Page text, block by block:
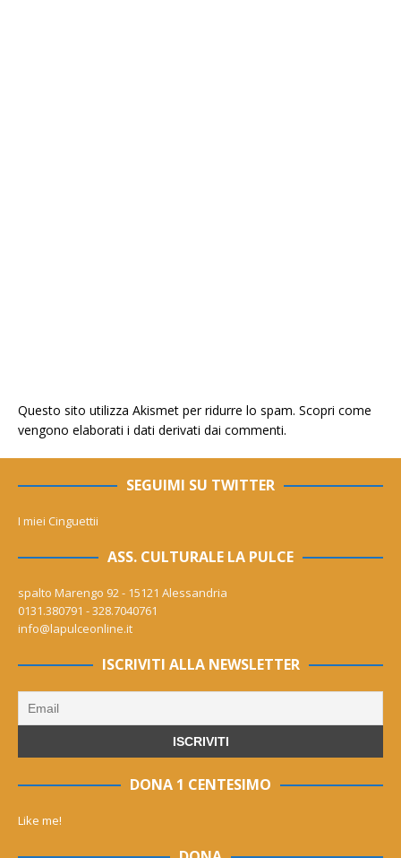
Questo sito utilizza Akismet per ridurre lo spam. Scopri come
vengono elaborati i dati derivati dai commenti.
SEGUIMI SU TWITTER
I miei Cinguettii
ASS. CULTURALE LA PULCE
spalto Marengo 92 - 15121 Alessandria
0131.380791 - 328.7040761
info@lapulceonline.it
ISCRIVITI ALLA NEWSLETTER
DONA 1 CENTESIMO
Like me!